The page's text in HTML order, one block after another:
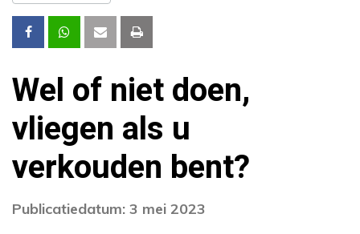
Wel of niet doen,
vliegen als u
verkouden bent?
Publicatiedatum: 3 mei 2023